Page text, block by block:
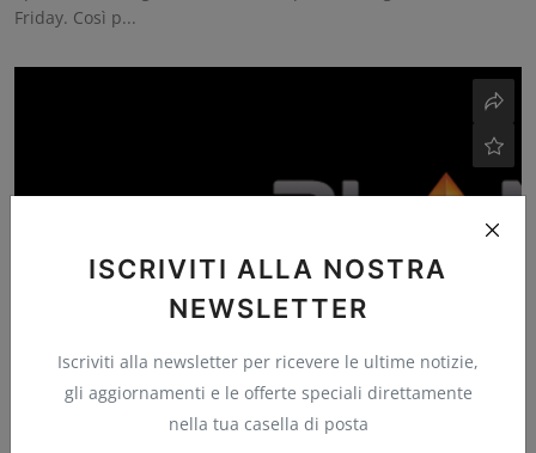
ISCRIVITI ALLA NOSTRA
NEWSLETTER
Iscriviti alla newsletter per ricevere le ultime notizie,
gli aggiornamenti e le offerte speciali direttamente
nella tua casella di posta
Friday. Così p...
Serverplan: 50% di sconto sui piani hosting